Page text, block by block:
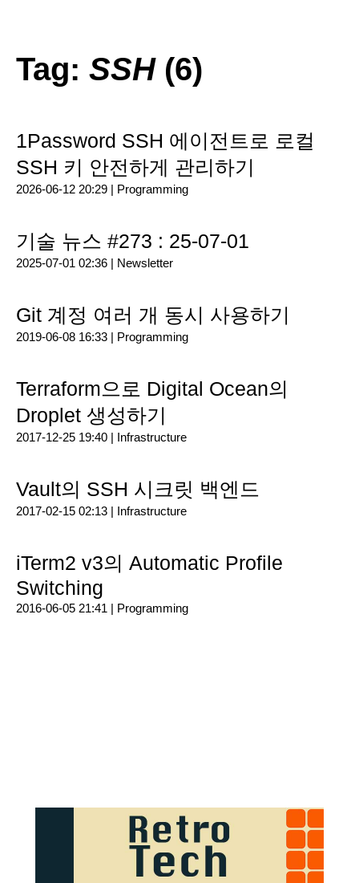
Tag: SSH(6)
1Password SSH 에이전트로 로컬
SSH 키 안전하게 관리하기
2026-06-12 20:29 | Programming
기술 뉴스 #273 : 25-07-01
2025-07-01 02:36 | Newsletter
Git 계정 여러 개 동시 사용하기
2019-06-08 16:33 | Programming
Terraform으로 Digital Ocean의
Droplet 생성하기
2017-12-25 19:40 | Infrastructure
Vault의 SSH 시크릿 백엔드
2017-02-15 02:13 | Infrastructure
iTerm2 v3의 Automatic Profile
Switching
2016-06-05 21:41 | Programming